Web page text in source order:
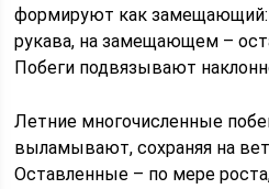
формируют как замещающий:
рукава, на замещающем –
Побеги подвязывают
Летние многочисленные
выламывают, сохраняя на
Оставленные – по мере